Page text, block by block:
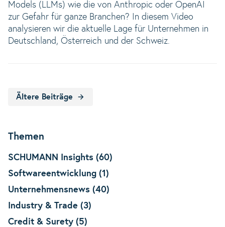
Models (LLMs) wie die von Anthropic oder OpenAI
zur Gefahr für ganze Branchen? In diesem Video
analysieren wir die aktuelle Lage für Unternehmen in
Deutschland, Österreich und der Schweiz.
Ältere Beiträge
Themen
SCHUMANN Insights (60)
Softwareentwicklung (1)
Unternehmensnews (40)
Industry & Trade (3)
Credit & Surety (5)